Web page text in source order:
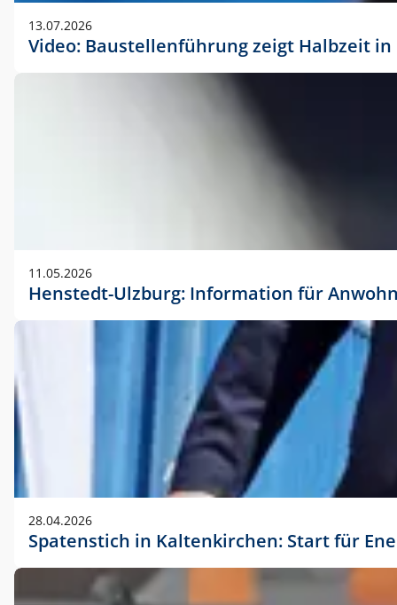
13.07.2026
Video: Baustellenführung zeigt Halbzeit
11.05.2026
Henstedt-Ulzburg: Information für
28.04.2026
Spatenstich in Kaltenkirchen: Start für